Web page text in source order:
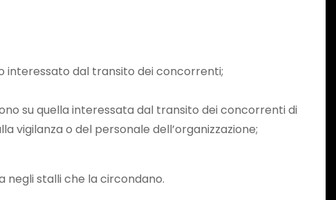
interessato dal transito dei concorrenti;
su quella interessata dal transito dei concorrenti di
vigilanza o del personale dell’organizzazione;
negli stalli che la circondano.